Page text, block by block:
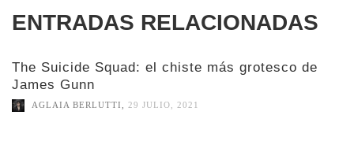
ENTRADAS RELACIONADAS
The Suicide Squad: el chiste más grotesco de
James Gunn
AGLAIA BERLUTTI, 29 JULIO, 2021